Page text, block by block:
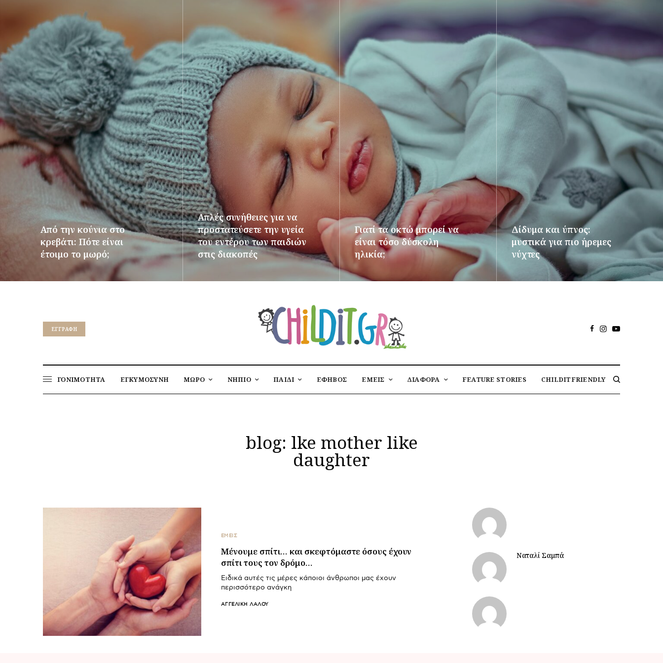
Από την κούνια στο
κρεβάτι: Πότε είναι
έτοιμο το μωρό;
Απλές συνήθειες για να
προστατεύσετε την υγεία
του εντέρου των παιδιών
στις διακοπές
Γιατί τα οκτώ μπορεί να
είναι τόσο δύσκολη
ηλικία;
ΠΕΡΙΣΣΌΤΕΡΑ
Δίδυμα και ύπνος:
μυστικά για πιο ήρεμες
νύχτες
ΠΕΡΙΣΣΌΤΕΡΑ
EΓΓΡΑΦΉ
ΓΟΝΙΜΟΤΗΤΑ ΕΓΚΥΜΟΣΥΝΗ ΜΩΡΟ ΝΗΠΙΟ ΠΑΙΔΙ ΕΦΗΒΟΣ ΕΜΕΙΣ ΔΙΑΦΟΡΑ FEATURE STORIES CHILDITFRIENDLY
blog: lke mother like
daughter
ΕΜΕΙΣ
Μένουμε σπίτι… και σκεφτόμαστε όσους έχουν
σπίτι τους τον δρόμο…
Ειδικά αυτές τις μέρες κάποιοι άνθρωποι μας έχουν
περισσότερο ανάγκη
ΑΓΓΕΛΙΚΉ ΛΆΛΟΥ
Ναταλί Σαμπά